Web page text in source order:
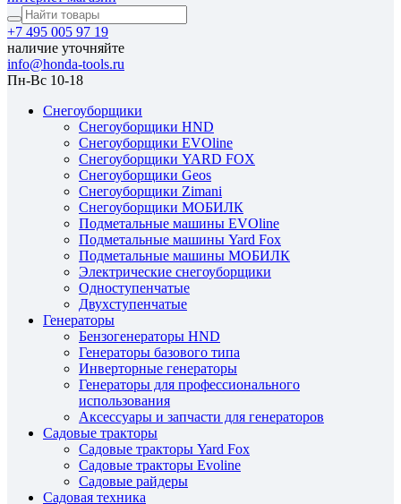
+7 495 005 97 19
наличие уточняйте
info@honda-tools.ru
Пн-Вс 10-18
Снегоуборщики
Снегоуборщики HND
Снегоуборщики EVOline
Снегоуборщики YARD FOX
Снегоуборщики Geos
Снегоуборщики Zimani
Снегоуборщики МОБИЛК
Подметальные машины EVOline
Подметальные машины Yard Fox
Подметальные машины МОБИЛК
Электрические снегоуборщики
Одноступенчатые
Двухступенчатые
Генераторы
Бензогенераторы HND
Генераторы базового типа
Инверторные генераторы
Генераторы для профессионального
использования
Аксессуары и запчасти для генераторов
Садовые тракторы
Садовые тракторы Yard Fox
Садовые тракторы Evoline
Садовые райдеры
Садовая техника